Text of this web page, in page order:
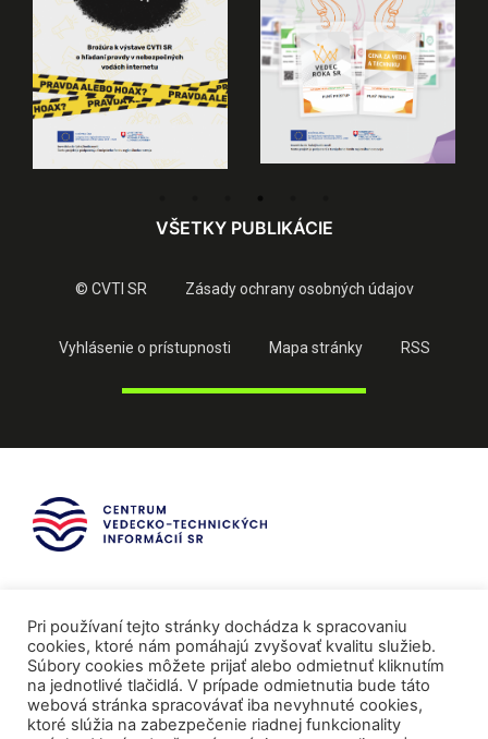
VŠETKY PUBLIKÁCIE
© CVTI SR Zásady ochrany osobných údajov
Vyhlásenie o prístupnosti Mapa stránky RSS
Pri používaní tejto stránky dochádza k spracovaniu
cookies, ktoré nám pomáhajú zvyšovať kvalitu služieb.
Súbory cookies môžete prijať alebo odmietnuť kliknutím
na jednotlivé tlačidlá. V prípade odmietnutia bude táto
webová stránka spracovávať iba nevyhnuté cookies,
ktoré slúžia na zabezpečenie riadnej funkcionality